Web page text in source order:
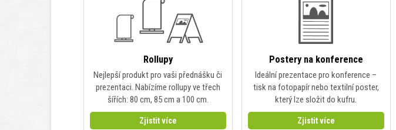
Rollupy
Nejlepší produkt pro vaši přednášku či
prezentaci. Nabízíme rollupy ve třech
šířích: 80 cm, 85 cm a 100 cm.
Zjistit více
Postery na konference
Ideální prezentace pro konference –
tisk na fotopapír nebo textilní poster,
který lze složit do kufru.
Zjistit více